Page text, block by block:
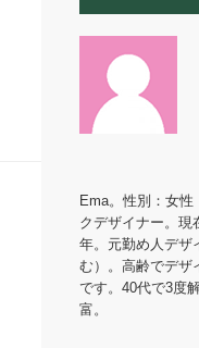
Ema。性別：女
クデザイナー。現
年。元勤め人デザ
む）。高齢でデザ
です。40代で3度
富。